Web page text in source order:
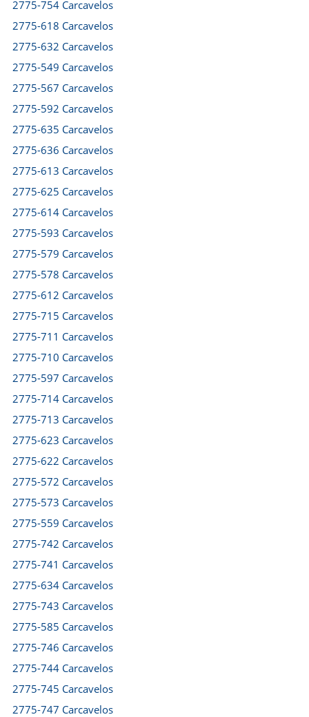
2775-754 Carcavelos
2775-618 Carcavelos
2775-632 Carcavelos
2775-549 Carcavelos
2775-567 Carcavelos
2775-592 Carcavelos
2775-635 Carcavelos
2775-636 Carcavelos
2775-613 Carcavelos
2775-625 Carcavelos
2775-614 Carcavelos
2775-593 Carcavelos
2775-579 Carcavelos
2775-578 Carcavelos
2775-612 Carcavelos
2775-715 Carcavelos
2775-711 Carcavelos
2775-710 Carcavelos
2775-597 Carcavelos
2775-714 Carcavelos
2775-713 Carcavelos
2775-623 Carcavelos
2775-622 Carcavelos
2775-572 Carcavelos
2775-573 Carcavelos
2775-559 Carcavelos
2775-742 Carcavelos
2775-741 Carcavelos
2775-634 Carcavelos
2775-743 Carcavelos
2775-585 Carcavelos
2775-746 Carcavelos
2775-744 Carcavelos
2775-745 Carcavelos
2775-747 Carcavelos